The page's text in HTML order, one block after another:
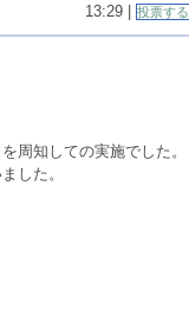
13:29 | 投票する
周知しての実施でした。
した。